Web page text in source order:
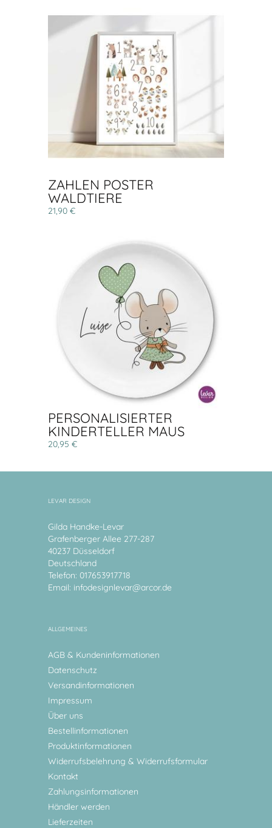
ZAHLEN POSTER
WALDTIERE
21,90 €
PERSONALISIERTER
KINDERTELLER MAUS
20,95 €
LEVAR DESIGN
Gilda Handke-Levar
Grafenberger Allee 277-287
40237 Düsseldorf
Deutschland
Telefon: 017653917718
Email: infodesignlevar@arcor.de
ALLGEMEINES
AGB & Kundeninformationen
Datenschutz
Versandinformationen
Impressum
Über uns
Bestellinformationen
Produktinformationen
Widerrufsbelehrung & Widerrufsformular
Kontakt
Zahlungsinformationen
Händler werden
Lieferzeiten